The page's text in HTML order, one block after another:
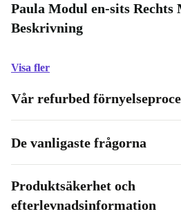
Paula Modul en-sits Rechts
Beskrivning
Visa fler
Vår refurbed
De vanligaste frågorna
Produktsäkerhet och
efterlevnadsinformation